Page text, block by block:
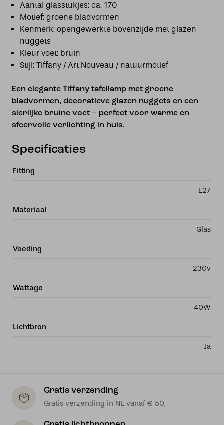
Aantal glasstukjes: ca. 170
Motief: groene bladvormen
Kenmerk: opengewerkte bovenzijde met glazen
nuggets
Kleur voet: bruin
Stijl: Tiffany / Art Nouveau / natuurmotief
Een elegante Tiffany tafellamp met groene
bladvormen, decoratieve glazen nuggets en een
sierlijke bruine voet – perfect voor warme en
sfeervolle verlichting in huis.
Specificaties
Fitting
E27
Materiaal
Glas
Voeding
230v
Wattage
40W
Lichtbron
Ja
Gratis verzending
Gratis verzending in NL vanaf € 50,-